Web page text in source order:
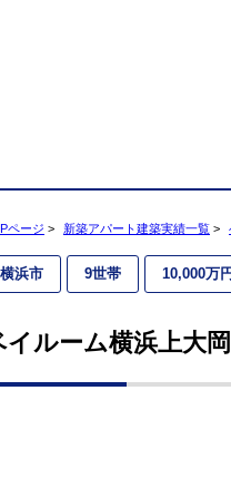
ページ > 新築アパート建築実績一覧 >
横浜市 9世帯 10,000万
イルーム横浜上大